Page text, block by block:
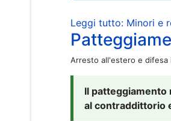
Leggi tutto: Minori e
Arresto all'estero e difesa
Il patteggiamento
al contraddittorio